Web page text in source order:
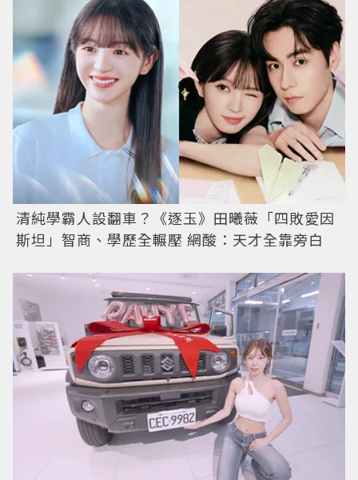
清純學霸人設翻車？《逐玉》田曦薇「四敗愛因
斯坦」智商、學歷全輾壓 網酸：天才全靠旁白